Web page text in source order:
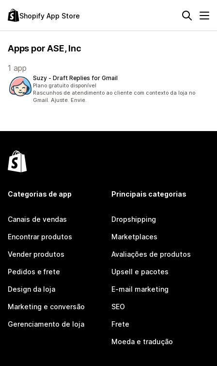
Shopify App Store
Apps por ASE, Inc
1 app
Suzy ‑ Draft Replies for Gmail
Plano gratuito disponível
Rascunhos de atendimento ao cliente com contexto da loja no
Gmail. Ajuste. Envie.
Categorias de app
Canais de vendas
Encontrar produtos
Vender produtos
Pedidos e frete
Design da loja
Marketing e conversão
Gerenciamento de loja
Principais categorias
Dropshipping
Marketplaces
Avaliações de produtos
Upsell e pacotes
E-mail marketing
SEO
Frete
Moeda e tradução